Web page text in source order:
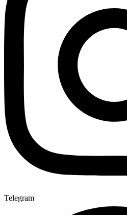
Telegram